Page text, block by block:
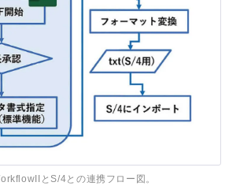
とS/4との連携フロー図。